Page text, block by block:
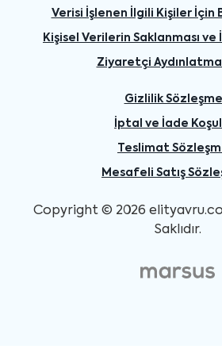
Verisi İşlenen İlgili Kişiler İçin
Kişisel Verilerin Saklanması ve
Ziyaretçi
Gizlilik
İptal ve İade
Teslimat
Mesafeli Satış
Copyright © 2026
Saklıdır.